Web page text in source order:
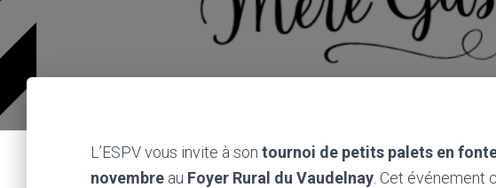
L’ESPV vous invite à son tournoi de petits palets en
novembre au Foyer Rural du Vaudelnay . Cet